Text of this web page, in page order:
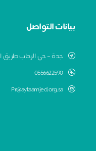
بيانات التواصل
جدة – حي الرحاب طريق
0556622590
Pr@aytaamjed.org.sa